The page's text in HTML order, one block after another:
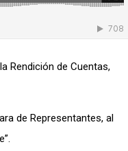
Rendición de Cuentas,
de Representantes, al